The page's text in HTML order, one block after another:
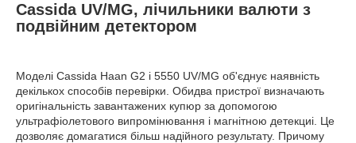
Cassida UV/MG, лічильники валюти з
подвійним детектором
Моделі Cassida Haan G2 і 5550 UV/MG об'єднує наявність
декількох способів перевірки. Обидва пристрої визначають
оригінальність завантажених купюр за допомогою
ультрафіолетового випромінювання і магнітною детекциі. Це
дозволяє домагатися більш надійного результату. Причому